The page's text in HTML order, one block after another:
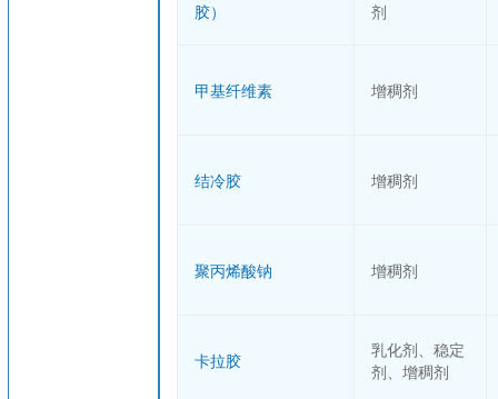
胶）
剂
甲基纤维素 增稠剂
结冷胶 增稠剂
聚丙烯酸钠 增稠剂
卡拉胶
乳化剂、稳定
剂、增稠剂